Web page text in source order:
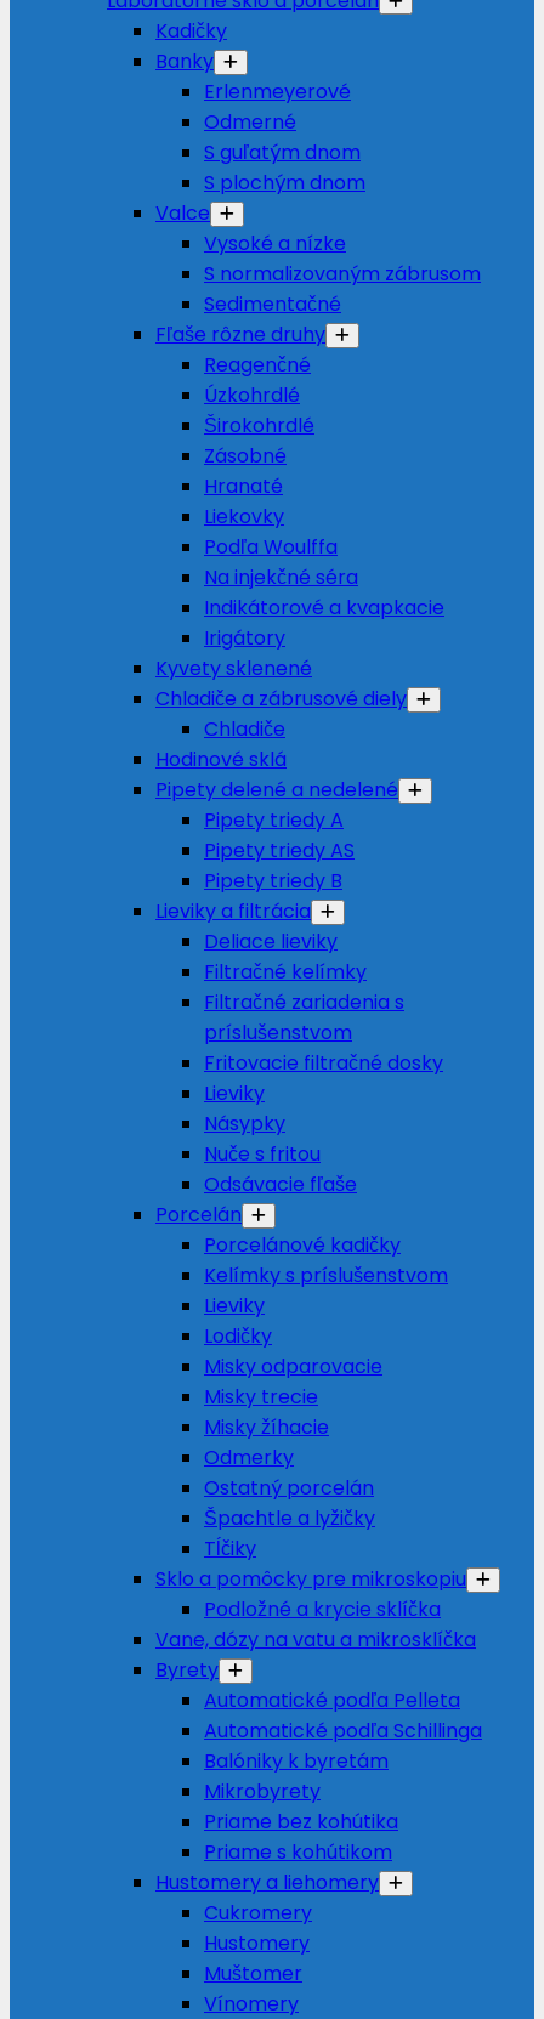
Kadičky
Banky
Erlenmeyerové
Odmerné
S guľatým dnom
S plochým dnom
Valce
Vysoké a nízke
S normalizovaným zábrusom
Sedimentačné
Fľaše rôzne druhy
Reagenčné
Úzkohrdlé
Širokohrdlé
Zásobné
Hranaté
Liekovky
Podľa Woulffa
Na injekčné séra
Indikátorové a kvapkacie
Irigátory
Kyvety sklenené
Chladiče a zábrusové diely
Chladiče
Hodinové sklá
Pipety delené a nedelené
Pipety triedy A
Pipety triedy AS
Pipety triedy B
Lieviky a filtrácia
Deliace lieviky
Filtračné kelímky
Filtračné zariadenia s
príslušenstvom
Fritovacie filtračné dosky
Lieviky
Násypky
Nuče s fritou
Odsávacie fľaše
Porcelán
Porcelánové kadičky
Kelímky s príslušenstvom
Lieviky
Lodičky
Misky odparovacie
Misky trecie
Misky žíhacie
Odmerky
Ostatný porcelán
Špachtle a lyžičky
Tĺčiky
Sklo a pomôcky pre mikroskopiu
Podložné a krycie sklíčka
Vane, dózy na vatu a mikrosklíčka
Byrety
Automatické podľa Pelleta
Automatické podľa Schillinga
Balóniky k byretám
Mikrobyrety
Priame bez kohútika
Priame s kohútikom
Hustomery a liehomery
Cukromery
Hustomery
Muštomer
Vínomery